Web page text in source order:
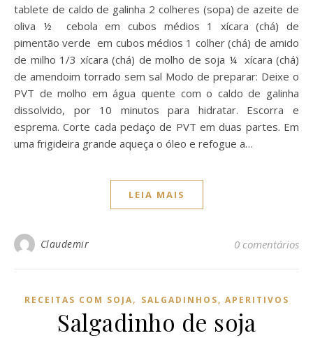
tablete de caldo de galinha 2 colheres (sopa) de azeite de
oliva ½ cebola em cubos médios 1 xícara (chá) de
pimentão verde em cubos médios 1 colher (chá) de amido
de milho 1/3 xícara (chá) de molho de soja ¼ xícara (chá)
de amendoim torrado sem sal Modo de preparar: Deixe o
PVT de molho em água quente com o caldo de galinha
dissolvido, por 10 minutos para hidratar. Escorra e
esprema. Corte cada pedaço de PVT em duas partes. Em
uma frigideira grande aqueça o óleo e refogue a…
LEIA MAIS
Claudemir 0 comentários
RECEITAS COM SOJA, SALGADINHOS, APERITIVOS
Salgadinho de soja